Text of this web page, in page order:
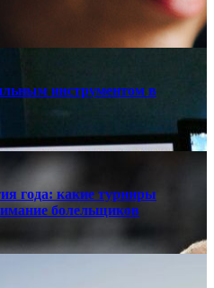
инструментом в
года: какие турниры
болельщиков